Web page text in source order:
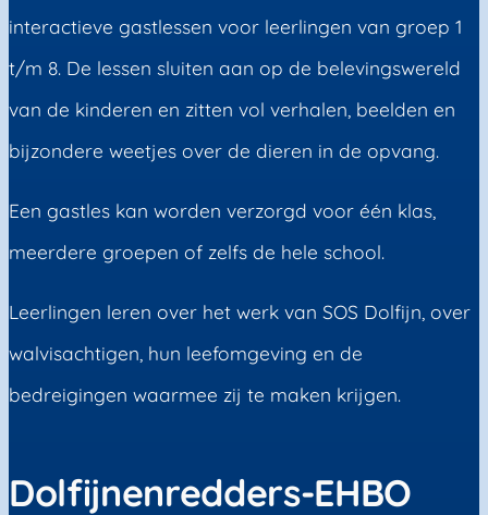
interactieve gastlessen voor leerlingen van groep 1
t/m 8. De lessen sluiten aan op de belevingswereld
van de kinderen en zitten vol verhalen, beelden en
bijzondere weetjes over de dieren in de opvang.
Een gastles kan worden verzorgd voor één klas,
meerdere groepen of zelfs de hele school.
Leerlingen leren over het werk van SOS Dolfijn, over
walvisachtigen, hun leefomgeving en de
bedreigingen waarmee zij te maken krijgen.
Dolfijnenredders-EHBO